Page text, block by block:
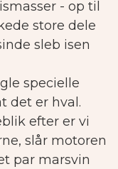
- op til
store dele
sleb isen
specielle
det er hval.
efter er vi
slår motoren
par marsvin